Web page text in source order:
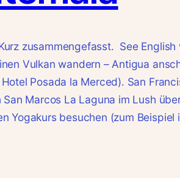
zusammengefasst. See
Vulkan wandern – Antigua
Posada la Merced). San
Marcos La Laguna im Lush
Yogakurs besuchen (zum Beispiel